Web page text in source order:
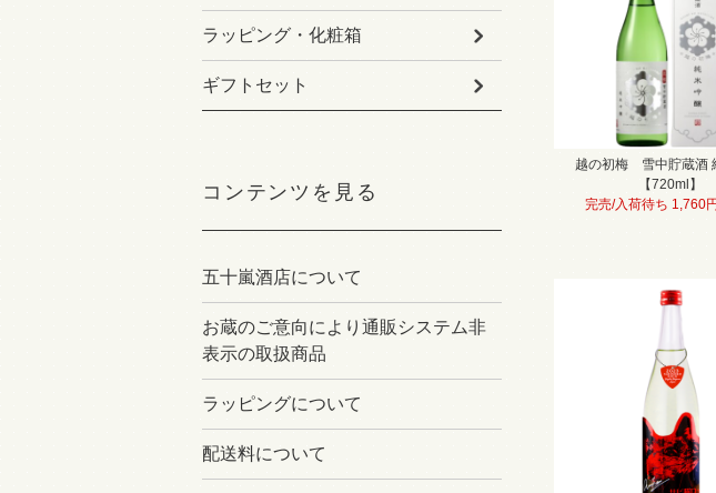
越の初梅 雪中貯蔵酒
【720ml】
完売/入荷待ち 1,760
ラッピング・化粧箱
ギフトセット
コンテンツを見る
五十嵐酒店について
お蔵のご意向により通販システム非
表示の取扱商品
ラッピングについて
配送料について